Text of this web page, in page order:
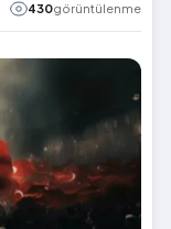
430görüntülenme